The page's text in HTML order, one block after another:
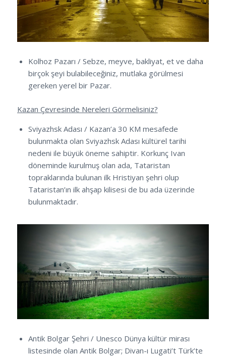
Kolhoz Pazarı / Sebze, meyve, bakliyat, et ve daha
birçok şeyi bulabileceğiniz, mutlaka görülmesi
gereken yerel bir Pazar.
Kazan Çevresinde Nereleri Görmelisiniz?
Sviyazhsk Adası / Kazan’a 30 KM mesafede
bulunmakta olan Sviyazhsk Adası kültürel tarihi
nedeni ile büyük öneme sahiptir. Korkunç Ivan
döneminde kurulmuş olan ada, Tataristan
topraklarında bulunan ilk Hristiyan şehri olup
Tataristan’ın ilk ahşap kilisesi de bu ada üzerinde
bulunmaktadır.
Antik Bolgar Şehri / Unesco Dünya kültür mirası
listesinde olan Antik Bolgar; Divan-ı Lugati’t Türk’te